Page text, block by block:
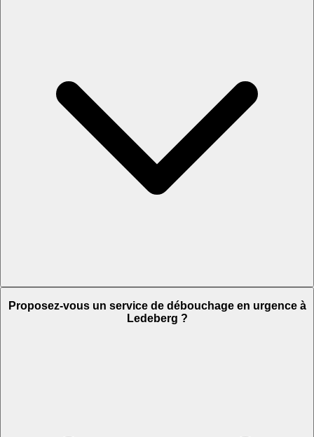
Proposez-vous un service de débouchage en urgence à
Ledeberg ?